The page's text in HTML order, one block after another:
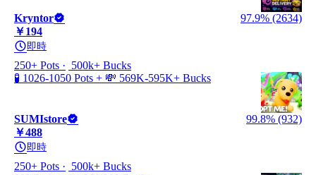
Kryntor
97.9% (2634)
￥194
即時
250+ Pots
500k+ Bucks
🧪 1026-1050 Pots + 💸 569K-595K+ Bucks
SUMIstore
99.8% (932)
￥488
即時
250+ Pots
500k+ Bucks